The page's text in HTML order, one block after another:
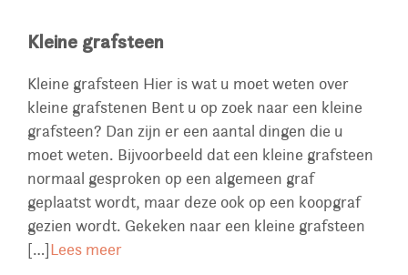
Kleine grafsteen
Kleine grafsteen Hier is wat u moet weten over
kleine grafstenen Bent u op zoek naar een kleine
grafsteen? Dan zijn er een aantal dingen die u
moet weten. Bijvoorbeeld dat een kleine grafsteen
normaal gesproken op een algemeen graf
geplaatst wordt, maar deze ook op een koopgraf
gezien wordt. Gekeken naar een kleine grafsteen
[…]Lees meer